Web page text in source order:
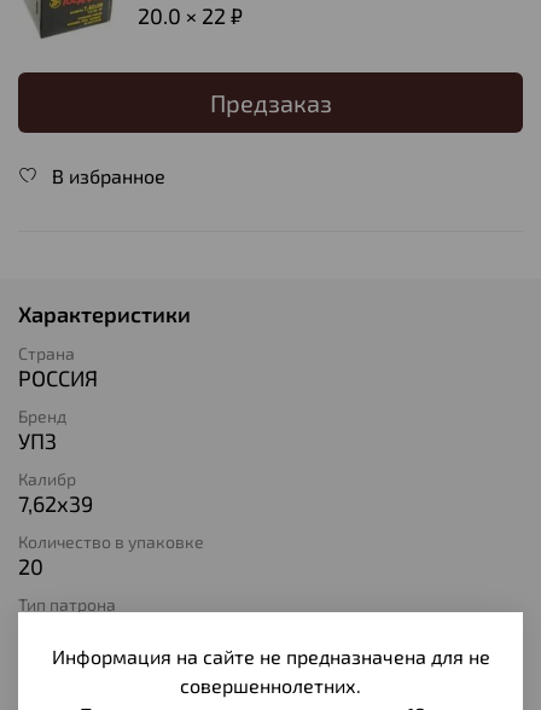
20.0 × 22 ₽
Предзаказ
В избранное
Характеристики
Страна
РОССИЯ
Бренд
УПЗ
Калибр
7,62х39
Количество в упаковке
20
Тип патрона
Вес пули
Информация на сайте не предназначена для не
совершеннолетних.